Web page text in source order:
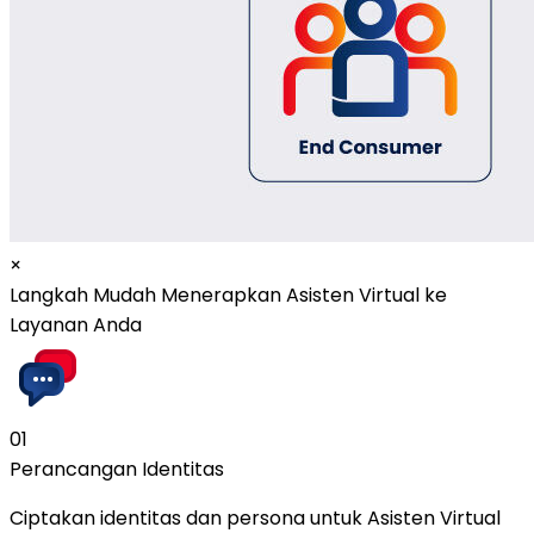
×
Langkah Mudah Menerapkan Asisten Virtual ke
Layanan Anda
01
Perancangan Identitas
Ciptakan identitas dan persona untuk Asisten Virtual